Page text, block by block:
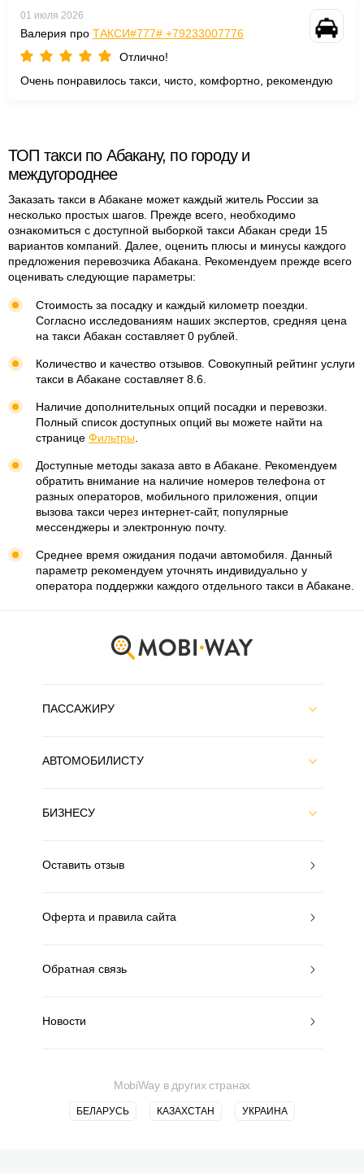
01 июля 2026
Валерия про ТАКСИ#777# +79233007776
Отлично!
Очень понравилось такси, чисто, комфортно, рекомендую
ТОП такси по Абакану, по городу и
междугороднее
Заказать такси в Абакане может каждый житель России за
несколько простых шагов. Прежде всего, необходимо
ознакомиться с доступной выборкой такси Абакан среди 15
вариантов компаний. Далее, оценить плюсы и минусы каждого
предложения перевозчика Абакана. Рекомендуем прежде всего
оценивать следующие параметры:
Стоимость за посадку и каждый километр поездки.
Согласно исследованиям наших экспертов, средняя цена
на такси Абакан составляет 0 рублей.
Количество и качество отзывов. Совокупный рейтинг услуги
такси в Абакане составляет 8.6.
Наличие дополнительных опций посадки и перевозки.
Полный список доступных опций вы можете найти на
странице Фильтры
Доступные методы заказа авто в Абакане. Рекомендуем
обратить внимание на наличие номеров телефона от
разных операторов, мобильного приложения, опции
вызова такси через интернет-сайт, популярные
мессенджеры и электронную почту.
Среднее время ожидания подачи автомобиля. Данный
параметр рекомендуем уточнять индивидуально у
оператора поддержки каждого отдельного такси в Абакане.
ПАССАЖИРУ
АВТОМОБИЛИСТУ
БИЗНЕСУ
Оставить отзыв
Оферта и правила сайта
Обратная связь
Новости
MobiWay в других странах
БЕЛАРУСЬ КАЗАХСТАН УКРАИНА